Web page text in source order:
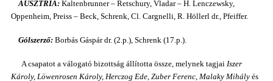
AUSZTRIA: Kaltenbrunner – Retschury, Vladar – H. Lenczewsky,
Oppenheim, Preiss – Beck, Schrenk, Cl. Cargnelli, R. Höllerl dr., Pfeiffer.
Gólszerző: Borbás Gáspár dr. (2.p.), Schrenk (17.p.).
A csapatot a válogató bizottság állította össze, melynek tagjai Iszer
Károly, Löwenrosen Károly, Herczog Ede, Zuber Ferenc, Malaky Mihály és